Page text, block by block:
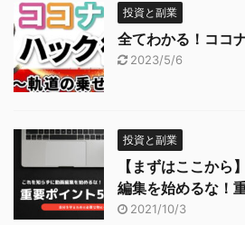
投資と副業
全てわかる！ココ
2023/5/6
投資と副業
【まずはここから
編集を始めるな！
2021/10/3